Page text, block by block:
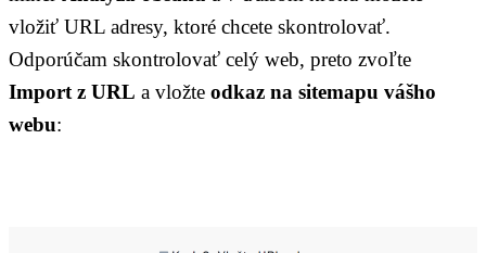
vložiť URL adresy, ktoré chcete skontrolovať.
Odporúčam skontrolovať celý web, preto zvoľte
Import z URL a vložte odkaz na sitemapu vášho
webu: